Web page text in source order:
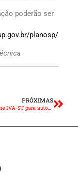
poderão ser
planosp/
PRÓXIMAS
Portaria define IVA-ST para autopeças em 41,24%